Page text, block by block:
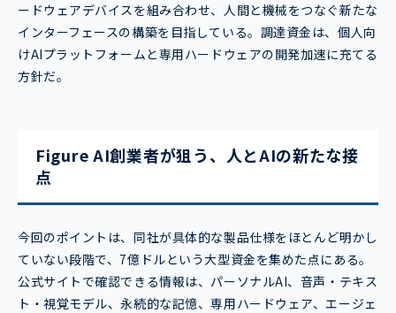
ードウェアデバイスを組み合わせ、人間と機械をつなぐ新たな
インターフェースの構築を目指している。調達資金は、個人向
けAIプラットフォームと専用ハードウェアの開発加速に充てる
方針だ。
Figure AI創業者が狙う、人とAIの新たな接
点
今回のポイントは、同社が具体的な製品仕様をほとんど明かし
ていない段階で、7億ドルという大型資金を集めた点にある。
公式サイトで確認できる情報は、パーソナルAI、音声・テキス
ト・視覚モデル、永続的な記憶、専用ハードウェア、エージェ